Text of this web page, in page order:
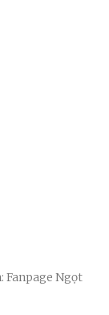
Fanpage Ngọt